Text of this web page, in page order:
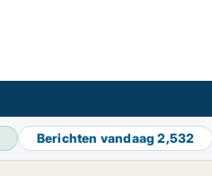
Berichten vandaag2,532